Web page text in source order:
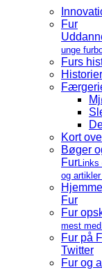
Fur
unge
Furs
Kort
Bøger
FurLinks
og
Fur
Fur
mest
Fur på
Twitter
Fur og